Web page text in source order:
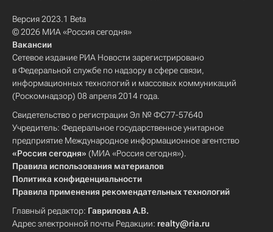
Версия 2023.1 Beta
© 2026 МИА «Россия сегодня»
Вакансии
Сетевое издание РИА Новости зарегистрировано
в Федеральной службе по надзору в сфере связи,
информационных технологий и массовых коммуникаций
(Роскомнадзор) 08 апреля 2014 года.
Свидетельство о регистрации Эл № ФС77-57640
Учредитель: Федеральное государственное унитарное
предприятие Международное информационное агентство
«Россия сегодня» (МИА «Россия сегодня»).
Правила использования материалов
Политика конфиденциальности
Правила применения рекомендательных технологий
Главный редактор: Гаврилова А.В.
Адрес электронной почты Редакции: realty@ria.ru